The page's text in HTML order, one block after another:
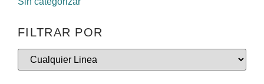
FILTRAR POR